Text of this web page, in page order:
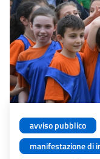
avviso pubblico
manifestazione di